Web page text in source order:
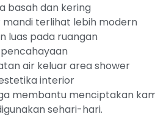
basah dan kering
mandi terlihat lebih modern
luas pada ruangan
air keluar area shower
interior
membantu menciptakan
sehari-hari.